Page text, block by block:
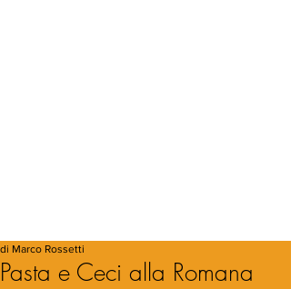
Pasta e Ceci alla Romana
di Marco Rossetti